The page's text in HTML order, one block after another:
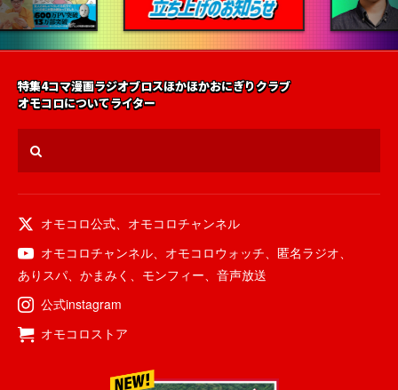
特集4コマ漫画ラジオブロスほかほかおにぎりクラブ
オモコロについてライター
オモコロ公式、 オモコロチャンネル
オモコロチャンネル、 オモコロウォッチ、 匿名ラジオ、
ありスパ、 かまみく 、 モンフィー、 音声放送
公式instagram
オモコロストア